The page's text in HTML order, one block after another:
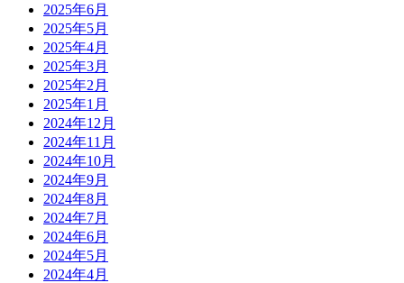
2025年6月
2025年5月
2025年4月
2025年3月
2025年2月
2025年1月
2024年12月
2024年11月
2024年10月
2024年9月
2024年8月
2024年7月
2024年6月
2024年5月
2024年4月